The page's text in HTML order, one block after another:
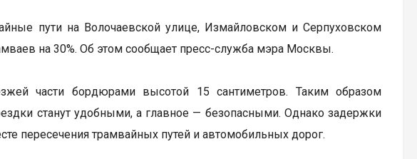
пути на Волочаевской улице, Измайловском и Серпуховском
на 30%. Об этом сообщает пресс-служба мэра Москвы.
части бордюрами высотой 15 сантиметров. Таким образом
станут удобными, а главное — безопасными. Однако задержки
пересечения трамвайных путей и автомобильных дорог.